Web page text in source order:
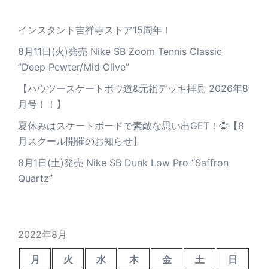
インスタント吉祥寺ストア15周年！
8月11日(火)発売 Nike SB Zoom Tennis Classic
”Deep Pewter/Mid Olive”
【ハウツースケートボウ道&元祖デッキ拝見 2026年8
月号！！】
夏休みはスケートボードで素敵な思い出GET！🌻【8
月スクール開催のお知らせ】
8月1日(土)発売 Nike SB Dunk Low Pro “Saffron
Quartz”
2022年8月
月 火 水 木 金 土
日